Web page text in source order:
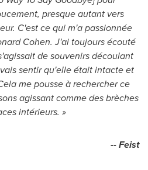
presque autant vers
C'est ce qui m'a passionnée
Cohen. J'ai toujours écouté
de souvenirs découlant
sentir qu'elle était intacte et
me pousse à rechercher ce
agissant comme des brèches
intérieurs. »
-- Feist